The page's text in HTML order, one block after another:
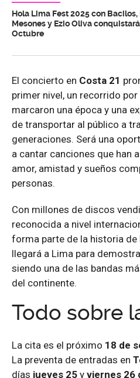
Hola Lima Fest 2025 con
Mesones y Ezio Oliva
Octubre
El concierto en Costa 21
primer nivel, un recorrido
marcaron una época y una
de transportar al público a
generaciones. Será una
a cantar canciones que han
amor, amistad y sueños
personas.
Con millones de discos
reconocida a nivel
forma parte de la historia de
llegará a Lima para
siendo una de las bandas
del continente.
Todo sobre
La cita es el próximo 18 de
La preventa de entradas en
días jueves 25 y viernes 26